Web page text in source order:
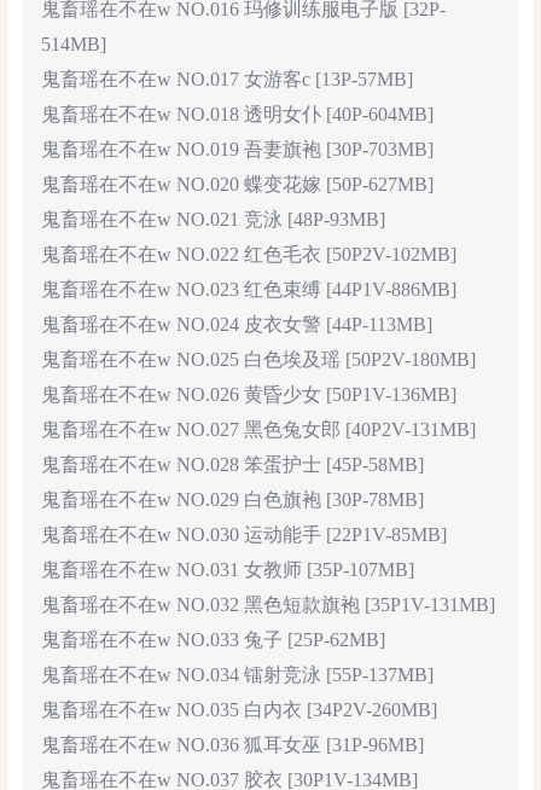
鬼畜瑶在不在w NO.016 玛修训练服电子版 [32P-
514MB]
鬼畜瑶在不在w NO.017 女游客c [13P-57MB]
鬼畜瑶在不在w NO.018 透明女仆 [40P-604MB]
鬼畜瑶在不在w NO.019 吾妻旗袍 [30P-703MB]
鬼畜瑶在不在w NO.020 蝶变花嫁 [50P-627MB]
鬼畜瑶在不在w NO.021 竞泳 [48P-93MB]
鬼畜瑶在不在w NO.022 红色毛衣 [50P2V-102MB]
鬼畜瑶在不在w NO.023 红色束缚 [44P1V-886MB]
鬼畜瑶在不在w NO.024 皮衣女警 [44P-113MB]
鬼畜瑶在不在w NO.025 白色埃及瑶 [50P2V-180MB]
鬼畜瑶在不在w NO.026 黄昏少女 [50P1V-136MB]
鬼畜瑶在不在w NO.027 黑色兔女郎 [40P2V-131MB]
鬼畜瑶在不在w NO.028 笨蛋护士 [45P-58MB]
鬼畜瑶在不在w NO.029 白色旗袍 [30P-78MB]
鬼畜瑶在不在w NO.030 运动能手 [22P1V-85MB]
鬼畜瑶在不在w NO.031 女教师 [35P-107MB]
鬼畜瑶在不在w NO.032 黑色短款旗袍 [35P1V-131MB]
鬼畜瑶在不在w NO.033 兔子 [25P-62MB]
鬼畜瑶在不在w NO.034 镭射竞泳 [55P-137MB]
鬼畜瑶在不在w NO.035 白内衣 [34P2V-260MB]
鬼畜瑶在不在w NO.036 狐耳女巫 [31P-96MB]
鬼畜瑶在不在w NO.037 胶衣 [30P1V-134MB]